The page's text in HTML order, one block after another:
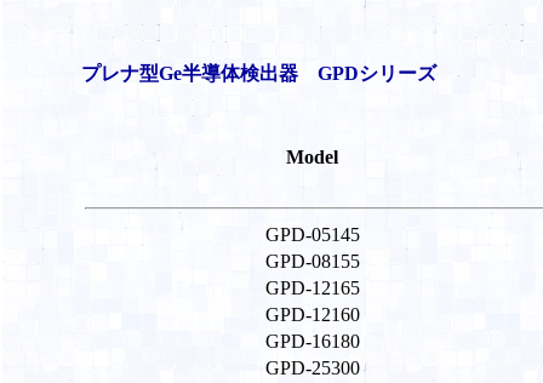
プレナ型Ge半導体検出器 GPDシリーズ
GPD-05145
GPD-08155
GPD-12165
GPD-12160
GPD-16180
GPD-25300
Model